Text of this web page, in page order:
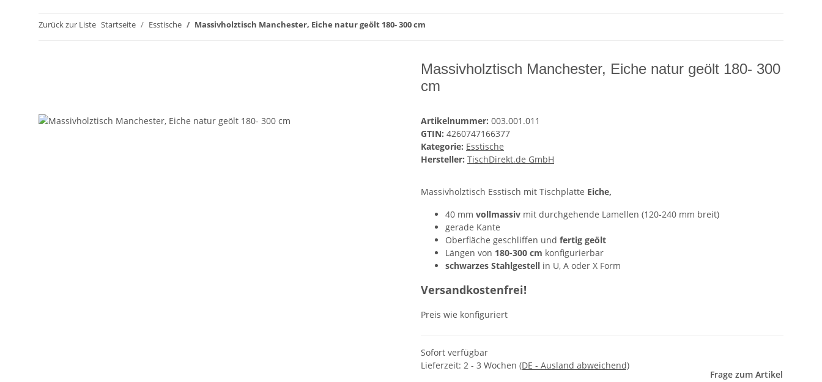
Zurück zur Liste Startseite Esstische Massivholztisch Manchester, Eiche natur geölt 180- 300 cm
Massivholztisch Manchester, Eiche natur geölt 180- 300
cm
Artikelnummer: 003.001.011
GTIN: 4260747166377
Kategorie: Esstische
Hersteller: TischDirekt.de GmbH
Massivholztisch Esstisch mit Tischplatte Eiche,
40 mm vollmassiv mit durchgehende Lamellen (120-240 mm breit)
gerade Kante
Oberfläche geschliffen und fertig geölt
Längen von 180-300 cm konfigurierbar
schwarzes Stahlgestell in U, A oder X Form
Versandkostenfrei!
Preis wie konfiguriert
Sofort verfügbar
Lieferzeit: 2 - 3 Wochen (DE - Ausland abweichend)
Frage zum Artikel